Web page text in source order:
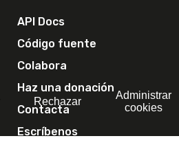
API Docs
Código fuente
Colabora
Haz una donación
Contacta
Escríbenos
Rechazar
Administrar
cookies